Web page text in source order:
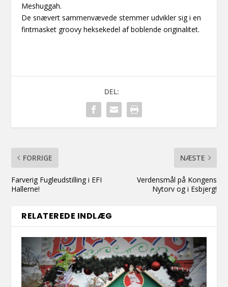
Meshuggah.
De snævert sammenvævede stemmer udvikler sig i en
fintmasket groovy heksekedel af boblende originalitet.
DEL:
FORRIGE
Farverig Fugleudstilling i EFI
Hallerne!
NÆSTE
Verdensmål på Kongens
Nytorv og i Esbjerg!
RELATEREDE INDLÆG